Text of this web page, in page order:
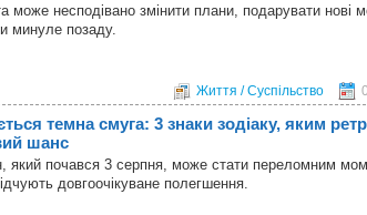
може несподівано змінити плани, подарувати нові
минуле позаду.
Життя / Суспільство
темна смуга: 3 знаки зодіаку, яким
шанс
який почався 3 серпня, може стати переломним
довгоочікуване полегшення.